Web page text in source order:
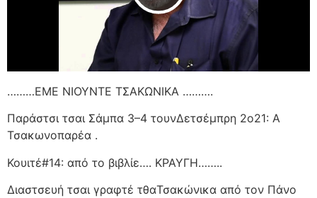
………ΕΜΕ ΝΙΟΥΝΤΕ ΤΣΑΚΩΝΙΚΑ ……….
Παράστσι τσαι Σάμπα 3–4 τουνΔετσέμπρη 2ο21: Α
Τσακωνοπαρέα .
Κουιτέ#14: από το βιβλίε…. ΚΡΑΥΓΗ……..
Διαστσευή τσαι γραφτέ τθαΤσακώνικα από τον Πάνο